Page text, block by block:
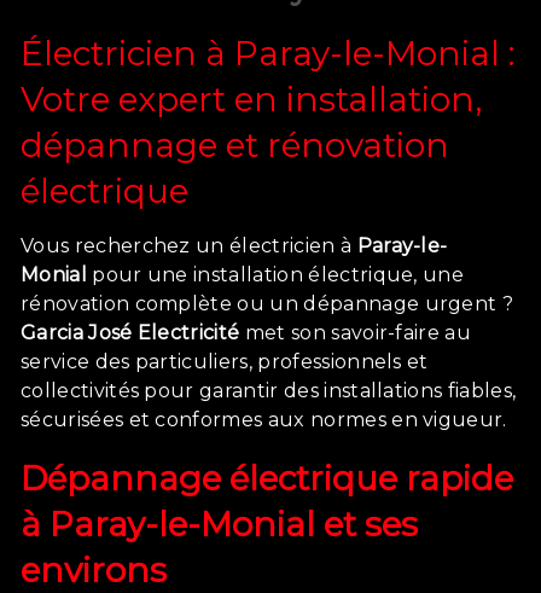
Électricien à Paray-le-Monial :
Votre expert en installation,
dépannage et rénovation
électrique
Vous recherchez un électricien à Paray-le-
Monial pour une installation électrique, une
rénovation complète ou un dépannage urgent ?
Garcia José Electricité met son savoir-faire au
service des particuliers, professionnels et
collectivités pour garantir des installations fiables,
sécurisées et conformes aux normes en vigueur.
Dépannage électrique rapide
à Paray-le-Monial et ses
environs